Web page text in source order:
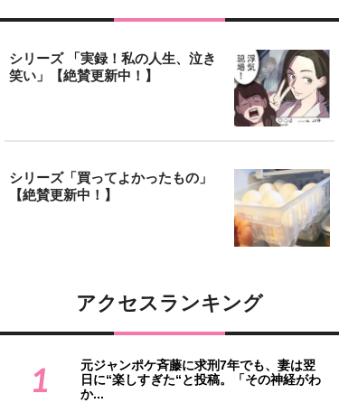
シリーズ 「実録！私の人生、泣き
笑い」【絶賛更新中！】
シリーズ「買ってよかったもの」
【絶賛更新中！】
アクセスランキング
1
元ジャンポケ斉藤に求刑7年でも、妻は翌
日に“楽しすぎた“と投稿。「その神経がわ
か...